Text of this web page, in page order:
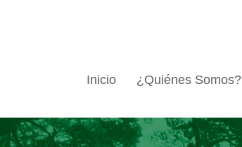
Inicio ¿Quiénes Somos?